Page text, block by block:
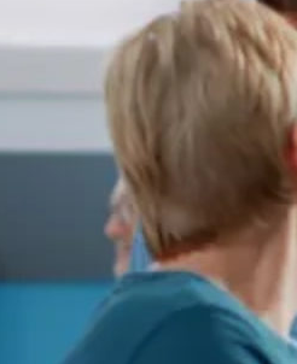
Completo
Trânsito em Tempo Real
de Emprego
Portal Pet
transplante de